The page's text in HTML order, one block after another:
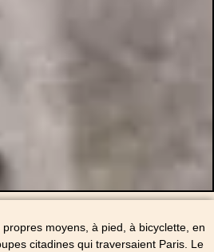
moyens, à pied, à bicyclette, en
citadines qui traversaient Paris. Le